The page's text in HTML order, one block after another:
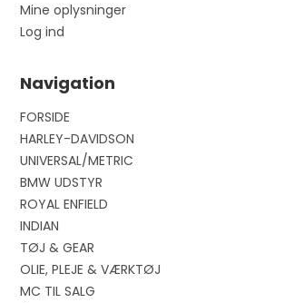
Mine oplysninger
Log ind
Navigation
FORSIDE
HARLEY-DAVIDSON
UNIVERSAL/METRIC
BMW UDSTYR
ROYAL ENFIELD
INDIAN
TØJ & GEAR
OLIE, PLEJE & VÆRKTØJ
MC TIL SALG